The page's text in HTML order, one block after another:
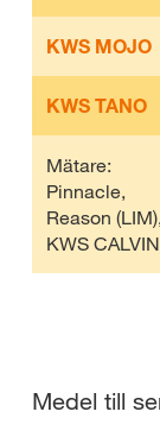
KWS MOJO
KWS TANO
Mätare:
Pinnacle,
Reason (LIM),
KWS
Medel till